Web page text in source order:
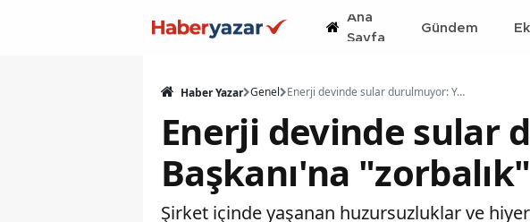
Ana
Sayfa
Gündem
Haber Yazar Genel Enerji devinde sular durulmuyor: Yönetim Kurulu Başkanı'na "zorbalık" şoku
Enerji devinde sular
Başkanı'na
Şirket içinde yaşanan huzursuzluklar ve